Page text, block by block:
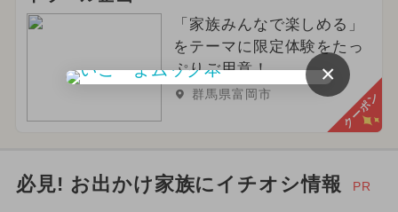
2025年6月のイベント
2024年4月のイベント
2024年5月のイベント
2025年1月のイベント
「家族みんなで楽しめる」
をテーマに限定体験をたっ
ぷりご用意！
群馬県富岡市 クーポン
必見! お出かけ家族にイチオシ情報 PR
×